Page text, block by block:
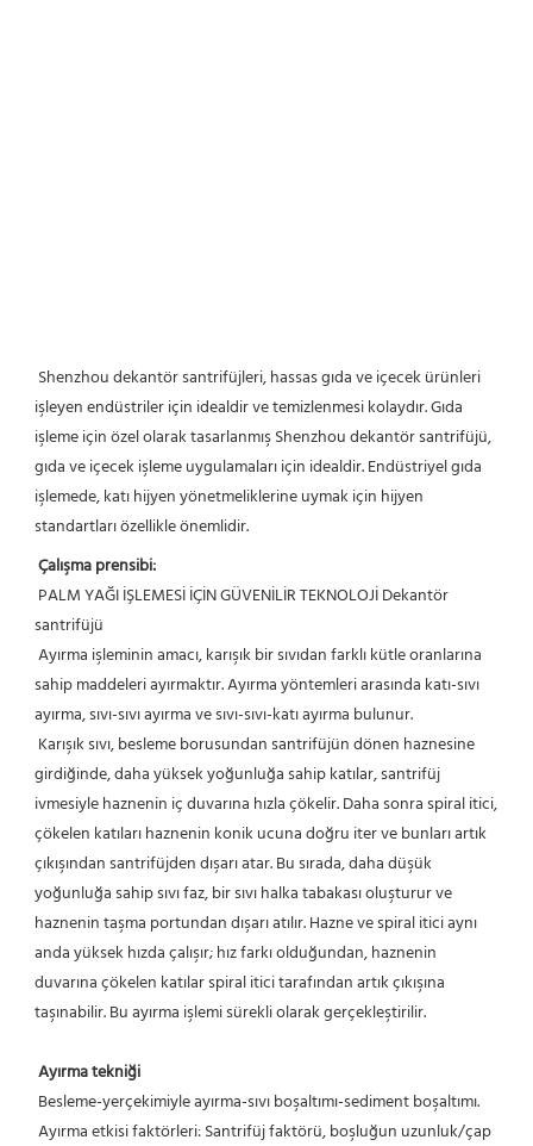
Shenzhou dekantör santrifüjleri, hassas gıda ve içecek ürünleri
işleyen endüstriler için idealdir ve temizlenmesi kolaydır. Gıda
işleme için özel olarak tasarlanmış Shenzhou dekantör santrifüjü,
gıda ve içecek işleme uygulamaları için idealdir. Endüstriyel gıda
işlemede, katı hijyen yönetmeliklerine uymak için hijyen
standartları özellikle önemlidir.
Çalışma prensibi:
PALM YAĞI İŞLEMESİ İÇİN GÜVENİLİR TEKNOLOJİ Dekantör
santrifüjü
Ayırma işleminin amacı, karışık bir sıvıdan farklı kütle oranlarına
sahip maddeleri ayırmaktır. Ayırma yöntemleri arasında katı-sıvı
ayırma, sıvı-sıvı ayırma ve sıvı-sıvı-katı ayırma bulunur.
girdiğinde, daha yüksek yoğunluğa sahip katılar, santrifüj
ivmesiyle haznenin iç duvarına hızla çökelir. Daha sonra spiral itici,
çökelen katıları haznenin konik ucuna doğru iter ve bunları artık
çıkışından santrifüjden dışarı atar. Bu sırada, daha düşük
yoğunluğa sahip sıvı faz, bir sıvı halka tabakası oluşturur ve
haznenin taşma portundan dışarı atılır. Hazne ve spiral itici aynı
anda yüksek hızda çalışır; hız farkı olduğundan, haznenin
duvarına çökelen katılar spiral itici tarafından artık çıkışına
taşınabilir. Bu ayırma işlemi sürekli olarak gerçekleştirilir.
Ayırma tekniği
Besleme-yerçekimiyle ayırma-sıvı boşaltımı-sediment boşaltımı.